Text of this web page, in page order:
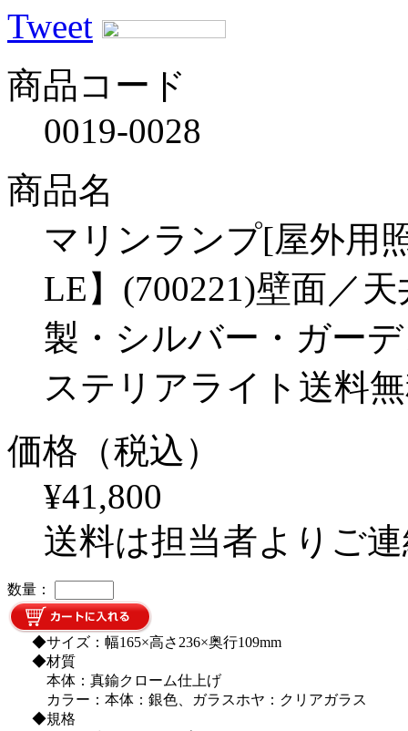
Tweet
商品コード
0019-0028
商品名
マリンランプ[屋外用
LE】(700221)壁面／
製・シルバー・ガー
ステリアライト送料
価格（税込）
¥41,800
送料は担当者よりご
数量：
◆サイズ：幅165×高さ236×奥行109mm
◆材質
本体：真鍮クローム仕上げ
カラー：本体：銀色、ガラスホヤ：クリアガラス
◆規格